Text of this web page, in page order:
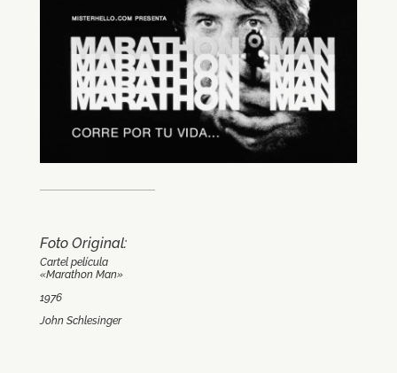
Foto Original:
Cartel película
«Marathon Man»
1976
John Schlesinger